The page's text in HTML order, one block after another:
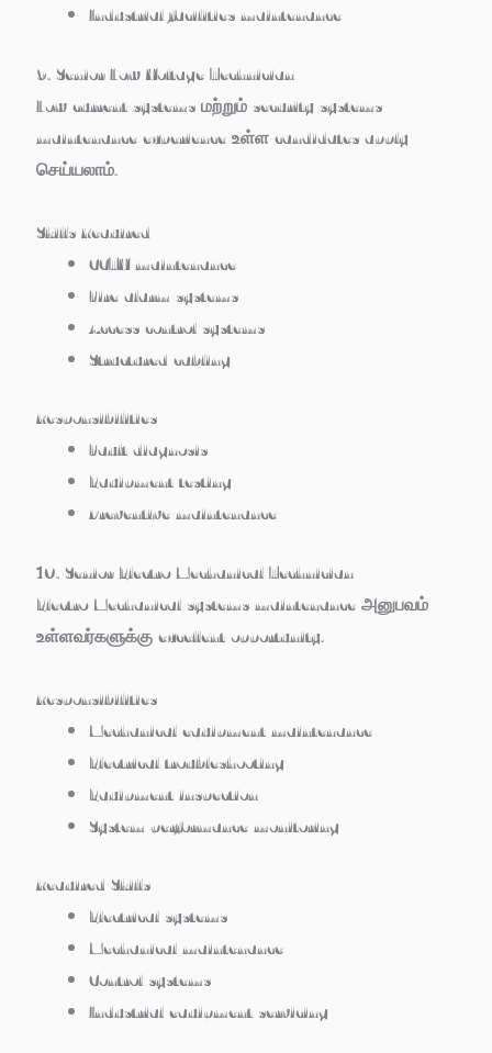
Industrial facilities maintenance
9. Senior Low Voltage Technician
Low current systems மற்றும் security systems
maintenance experience உள்ள candidates apply
செய்யலாம்.
Skills Required
CCTV maintenance
Fire alarm systems
Access control systems
Structured cabling
Responsibilities
Fault diagnosis
Equipment testing
Preventive maintenance
10. Senior Electro Mechanical Technician
Electro Mechanical systems maintenance அனுபவம்
உள்ளவர்களுக்கு excellent opportunity.
Responsibilities
Mechanical equipment maintenance
Electrical troubleshooting
Equipment inspection
System performance monitoring
Required Skills
Electrical systems
Mechanical maintenance
Control systems
Industrial equipment servicing